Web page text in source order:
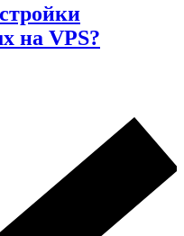
на VPS?